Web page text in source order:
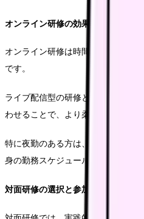
オンライン研修の効果的な活用
オンライン研修は時間や場所の制
です。
ライブ配信型の研修とオンデマン
わせることで、より柔軟な学習計画
特に夜勤のある方は、オンデマン
身の勤務スケジュールに合わせた学
対面研修の選択と参加